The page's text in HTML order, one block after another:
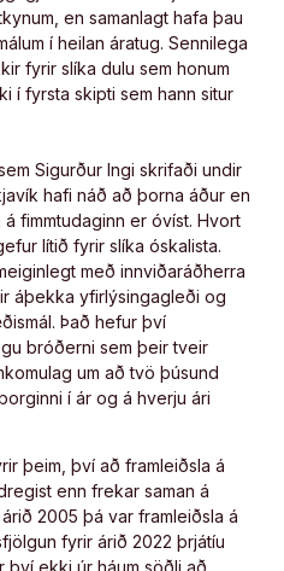
en samanlagt hafa þau
í heilan áratug. Sennilega
fyrir slíka dulu sem honum
í fyrsta skipti sem hann situr
Sigurður Ingi skrifaði undir
hafi náð að þorna áður en
fimmtudaginn er óvíst. Hvort
lítið fyrir slíka óskalista.
með innviðaráðherra
áþekka yfirlýsingagleði og
Það hefur því
bróðerni sem þeir tveir
um að tvö þúsund
í ár og á hverju ári
þeim, því að framleiðsla á
enn frekar saman á
2005 þá var framleiðsla á
fyrir árið 2022 þrjátíu
ekki úr háum söðli að